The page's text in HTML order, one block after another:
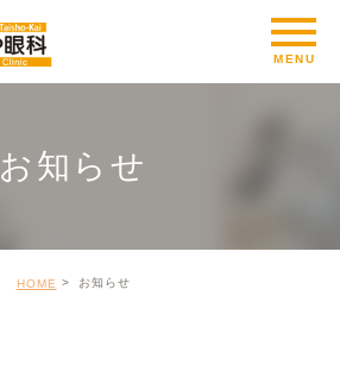
お知らせ
HOME お知らせ